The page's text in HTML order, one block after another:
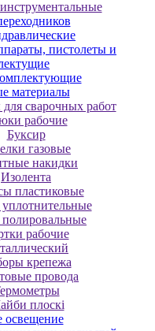
пистолеты и
материалы
сварочных работ
рабочие
Буксир
газовые
накидки
Изолента
пластиковые
рабочие
крепежа
провода
плоскі
освещение